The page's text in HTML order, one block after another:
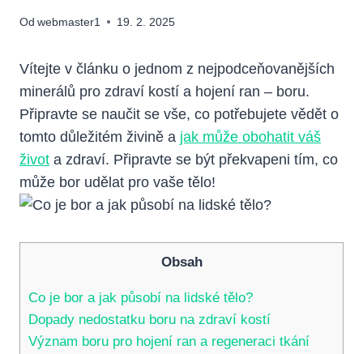
Od webmaster1 19. 2. 2025
Vítejte v článku o jednom z nejpodceňovanějších
minerálů pro zdraví kostí a hojení ran – boru.
Připravte se naučit se vše, co potřebujete vědět o
tomto důležitém živině a jak může obohatit váš
život a zdraví. Připravte se být překvapeni tím, co
může bor udělat pro vaše tělo!
Obsah
Co je bor a jak působí na lidské tělo?
Dopady nedostatku boru na zdraví kostí
Význam boru pro hojení ran a regeneraci tkání